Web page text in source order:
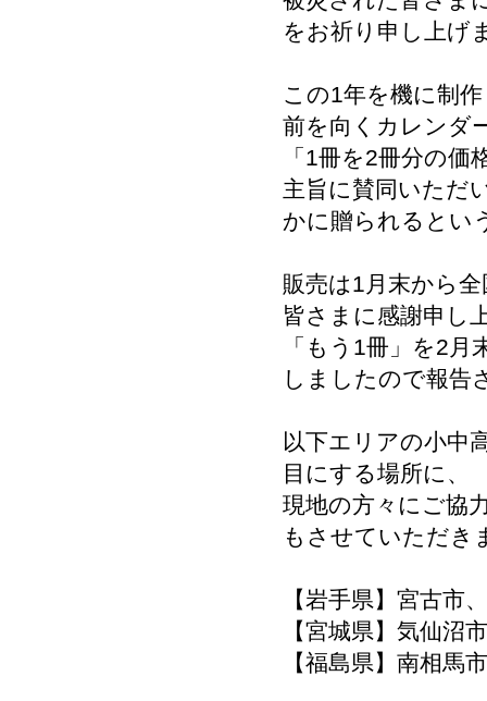
をお祈り申し上げ
この1年を機に制
前を向くカレンダ
「1冊を2冊分の
主旨に賛同いただ
かに贈られるとい
販売は1月末から
皆さまに感謝申し
「もう1冊」を2
しましたので報告
以下エリアの小中
目にする場所に、
現地の方々にご協
もさせていただき
【岩手県】宮古市
【宮城県】気仙沼
【福島県】南相馬